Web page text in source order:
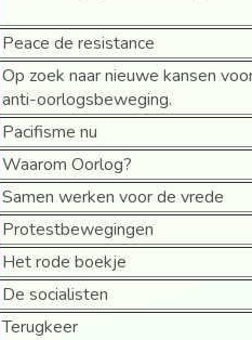
Peace de resistance
Op zoek naar nieuwe kansen
anti-oorlogsbeweging.
Pacifisme nu
Waarom Oorlog?
Samen werken voor de vrede
Protestbewegingen
Het rode boekje
De socialisten
Terugkeer